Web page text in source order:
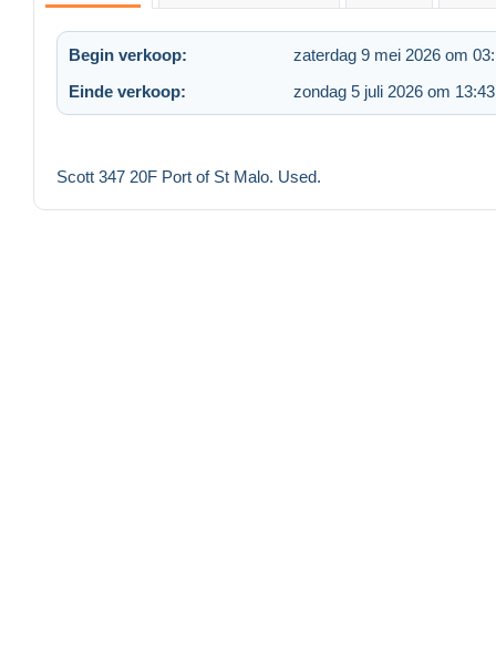
Begin verkoop:
zaterdag 9 mei 2026 om
Einde verkoop:
zondag 5 juli 2026 om 13:43
Scott 347 20F Port of St Malo. Used.